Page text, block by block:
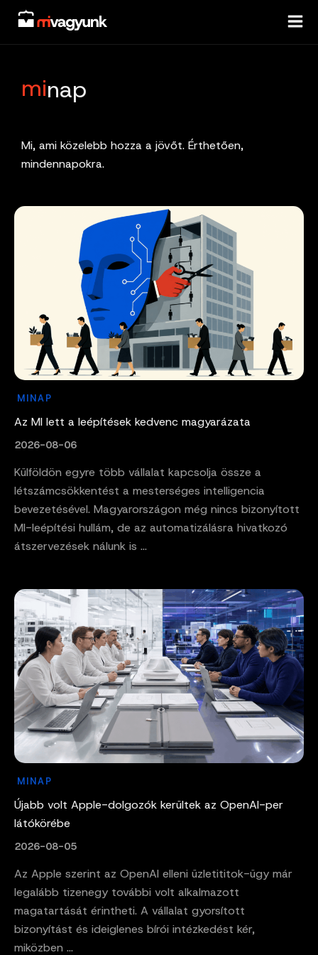
Skip
content
minap
Mi, ami közelebb hozza a jövőt. Érthetően,
mindennapokra.
MINAP
Az MI lett a leépítések kedvenc magyarázata
2026-08-06
Külföldön egyre több vállalat kapcsolja össze a
létszámcsökkentést a mesterséges intelligencia
bevezetésével. Magyarországon még nincs bizonyított
MI-leépítési hullám, de az automatizálásra hivatkozó
átszervezések nálunk is ...
MINAP
Újabb volt Apple-dolgozók kerültek az OpenAI-per
látókörébe
2026-08-05
Az Apple szerint az OpenAI elleni üzletititok-ügy már
legalább tizenegy további volt alkalmazott
magatartását érintheti. A vállalat gyorsított
bizonyítást és ideiglenes bírói intézkedést kér,
miközben ...